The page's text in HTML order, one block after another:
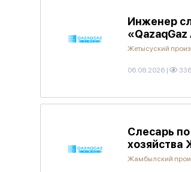
Инженер
«QazaqGaz
Жетысуский
06.08.2026 |
Слесарь
хозяйства
Жамбылский